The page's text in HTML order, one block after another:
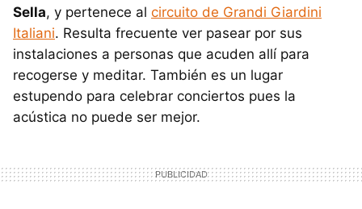
Sella, y pertenece al circuito de Grandi Giardini
Italiani. Resulta frecuente ver pasear por sus
instalaciones a personas que acuden allí para
recogerse y meditar. También es un lugar
estupendo para celebrar conciertos pues la
acústica no puede ser mejor.